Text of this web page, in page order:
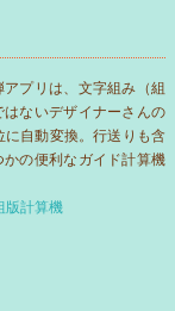
プリは、文字組み（組
ないデザイナーさんの
自動変換。行送りも含
の便利なガイド計算機
版計算機